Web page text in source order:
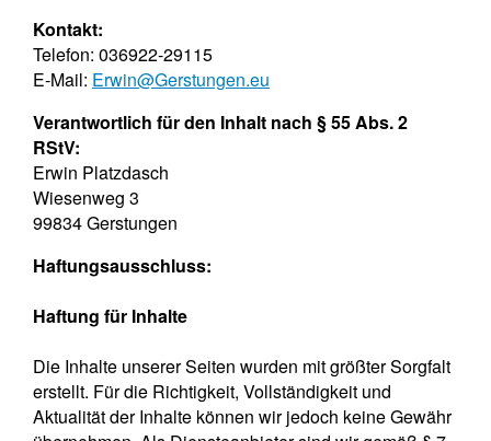
Kontakt:
Telefon: 036922-29115
E-Mail: Erwin@Gerstungen.eu
Verantwortlich für den Inhalt nach § 55 Abs. 2
RStV:
Erwin Platzdasch
Wiesenweg 3
99834 Gerstungen
Haftungsausschluss:
Haftung für Inhalte
Die Inhalte unserer Seiten wurden mit größter Sorgfalt
erstellt. Für die Richtigkeit, Vollständigkeit und
Aktualität der Inhalte können wir jedoch keine Gewähr